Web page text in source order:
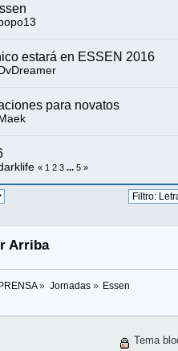
estará en ESSEN 2016
DvDreamer
para novatos
Maek
« 1 2 3 ... 5 »
Arriba
» Jornadas» Essen
Tema